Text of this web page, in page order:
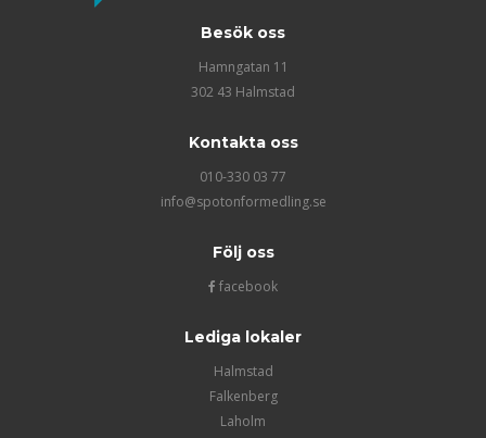
Besök oss
Hamngatan 11
302 43 Halmstad
Kontakta oss
010-330 03 77
info@spotonformedling.se
Följ oss
facebook
Lediga lokaler
Halmstad
Falkenberg
Laholm